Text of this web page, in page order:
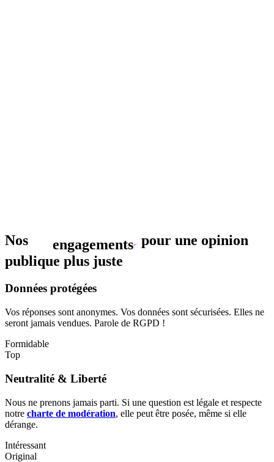
Nos engagements pour une opinion
publique plus juste
Données protégées
Vos réponses sont anonymes. Vos données sont sécurisées. Elles ne
seront jamais vendues. Parole de RGPD !
Formidable
Top
Neutralité & Liberté
Nous ne prenons jamais parti. Si une question est légale et respecte
notre charte de modération, elle peut être posée, même si elle
dérange.
Intéressant
Original